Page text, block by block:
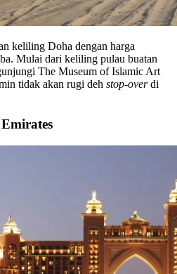
keliling Doha dengan harga
Mulai dari keliling pulau buatan
The Museum of Islamic Art
tidak akan rugi deh stop-overdi